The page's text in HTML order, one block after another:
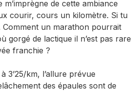
m’imprègne de cette ambiance
courir, cours un kilomètre. Si tu
un marathon pourrait
gorgé de lactique il n’est pas rare
franchie ?
3’25/km, l’allure prévue
des épaules sont de